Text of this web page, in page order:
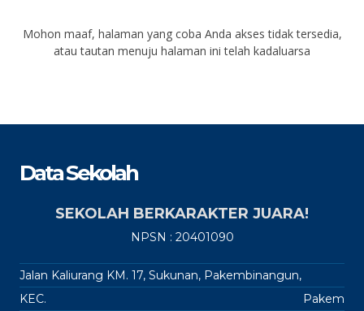
Mohon maaf, halaman yang coba Anda akses tidak tersedia,
atau tautan menuju halaman ini telah kadaluarsa
Data Sekolah
SEKOLAH BERKARAKTER JUARA!
NPSN : 20401090
Jalan Kaliurang KM. 17, Sukunan, Pakembinangun,
KEC.
Pakem